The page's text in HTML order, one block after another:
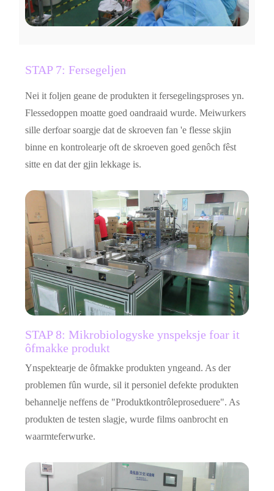
STAP 7: Fersegeljen
Nei it foljen geane de produkten it fersegelingsproses yn.
Flessedoppen moatte goed oandraaid wurde. Meiwurkers
sille derfoar soargje dat de skroeven fan 'e flesse skjin
binne en kontrolearje oft de skroeven goed genôch fêst
sitte en dat der gjin lekkage is.
STAP 8: Mikrobiologyske ynspeksje foar it
ôfmakke produkt
Ynspektearje de ôfmakke produkten yngeand. As der
problemen fûn wurde, sil it personiel defekte produkten
behannelje neffens de "Produktkontrôleproseduere". As
produkten de testen slagje, wurde films oanbrocht en
waarmteferwurke.